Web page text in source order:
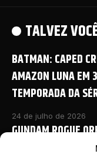
TALVEZ
BATMAN: CAPED
AMAZON LUNA EM
TEMPORADA DA
24 de julho de 2026
GUNDAM ROGUE
COMPARTILHADO